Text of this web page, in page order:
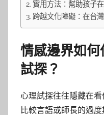
實用方法：幫助孩子
跨越文化障礙：在台
情感邊界如
試探？
心理試探往往隱藏在
比較言語或師長的過